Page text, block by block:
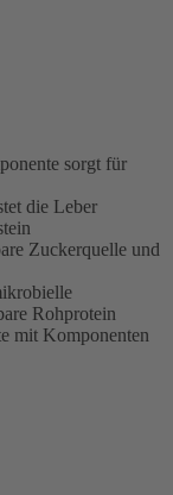
sorgt für
die Leber
Zuckerquelle und
Rohprotein
mit Komponenten